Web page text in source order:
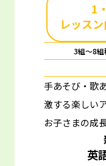
1
レッス
3組～8
手あそび・歌
激する楽しい
お子さまの成
英